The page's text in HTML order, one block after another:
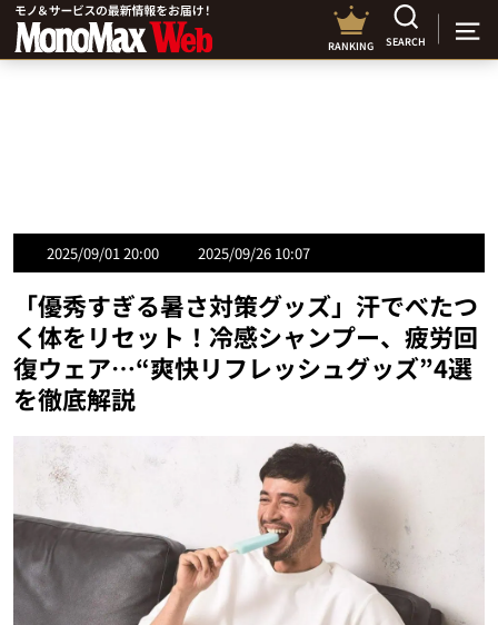
RANKING SEARCH
2025/09/01 20:00 2025/09/26 10:07
「優秀すぎる暑さ対策グッズ」汗でべたつ
く体をリセット！冷感シャンプー、疲労回
復ウェア…“爽快リフレッシュグッズ”4選
を徹底解説